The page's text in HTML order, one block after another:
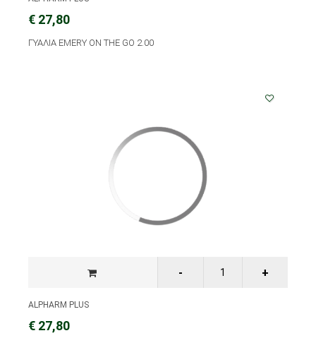
€ 27,80
ΓΥΑΛΙΑ EMERY ON THE GO 2.00
ALPHARM PLUS
€ 27,80